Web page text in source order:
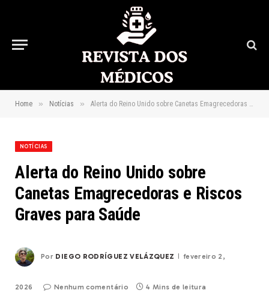
Home » Notícias » Alerta do Reino Unido sobre Canetas Emagrecedoras e Riscos Graves para Saúde
NOTÍCIAS
Alerta do Reino Unido sobre
Canetas Emagrecedoras e Riscos
Graves para Saúde
Por DIEGO RODRÍGUEZ VELÁZQUEZ fevereiro 2,
2026 Nenhum comentário 4 Mins de leitura